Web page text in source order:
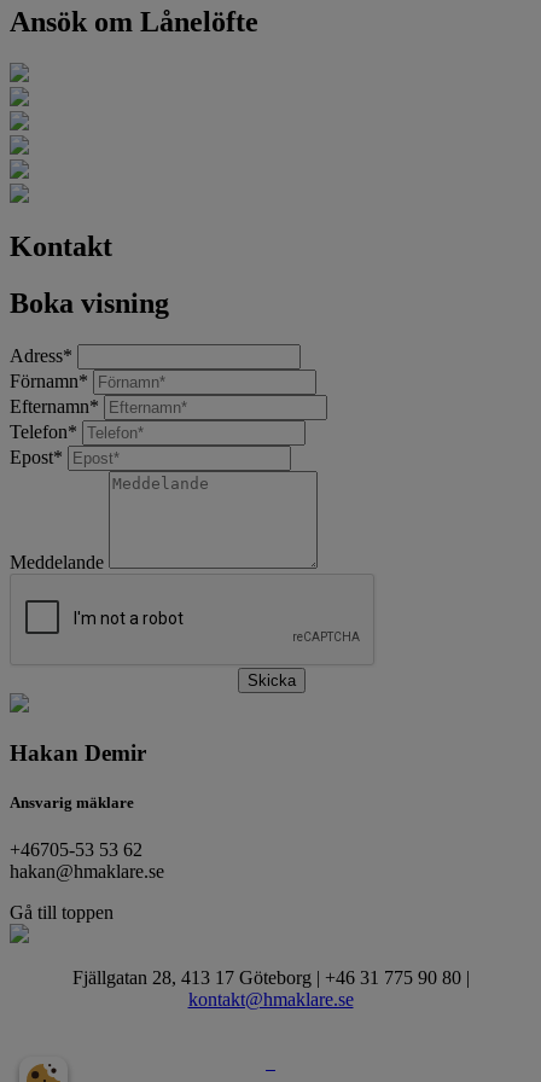
Ansök om Lånelöfte
Kontakt
Boka visning
Adress*
Förnamn*
Efternamn*
Telefon*
Epost*
Meddelande
Skicka
Hakan Demir
Ansvarig mäklare
+46705-53 53 62
hakan@hmaklare.se
Gå till toppen
Fjällgatan 28, 413 17 Göteborg | +46 31 775 90 80 |
kontakt@hmaklare.se